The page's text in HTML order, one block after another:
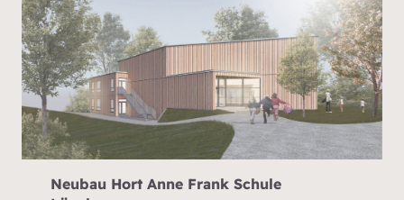
Neubau Hort Anne Frank Schule